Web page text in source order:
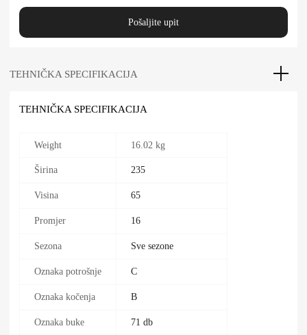
Pošaljite upit
TEHNIČKA SPECIFIKACIJA
TEHNIČKA SPECIFIKACIJA
Weight 16.02 kg
Širina 235
Visina 65
Promjer 16
Sezona Sve sezone
Oznaka potrošnje C
Oznaka kočenja B
Oznaka buke 71 db